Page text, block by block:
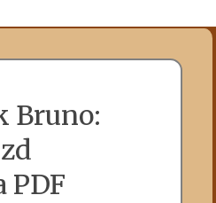
Bruno:
PDF